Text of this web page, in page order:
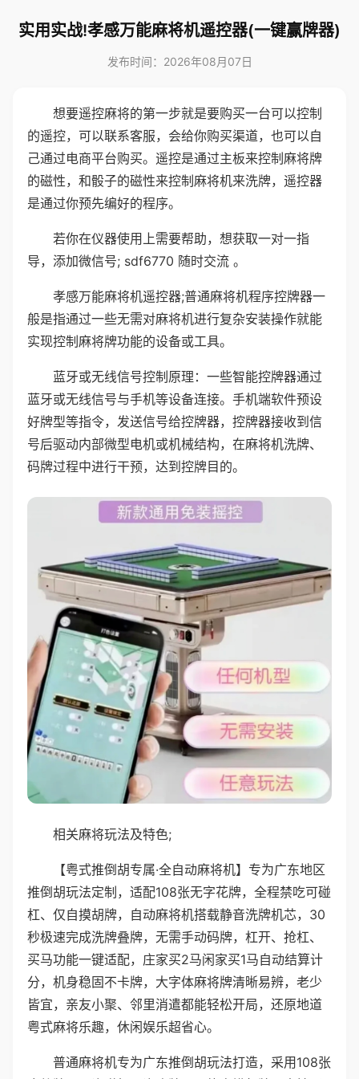
实用实战!孝感万能麻将机遥控器(一键赢牌器)
发布时间：2026年08月07日
想要遥控麻将的第一步就是要购买一台可以控制
的遥控，可以联系客服，会给你购买渠道，也可以自
己通过电商平台购买。遥控是通过主板来控制麻将牌
的磁性，和骰子的磁性来控制麻将机来洗牌，遥控器
是通过你预先编好的程序。
若你在仪器使用上需要帮助，想获取一对一指
导，添加微信号; sdf6770 随时交流 。
孝感万能麻将机遥控器;普通麻将机程序控牌器一
般是指通过一些无需对麻将机进行复杂安装操作就能
实现控制麻将牌功能的设备或工具。
蓝牙或无线信号控制原理：一些智能控牌器通过
蓝牙或无线信号与手机等设备连接。手机端软件预设
好牌型等指令，发送信号给控牌器，控牌器接收到信
号后驱动内部微型电机或机械结构，在麻将机洗牌、
码牌过程中进行干预，达到控牌目的。
相关麻将玩法及特色;
【粤式推倒胡专属·全自动麻将机】专为广东地区
推倒胡玩法定制，适配108张无字花牌，全程禁吃可碰
杠、仅自摸胡牌，自动麻将机搭载静音洗牌机芯，30
秒极速完成洗牌叠牌，无需手动码牌，杠开、抢杠、
买马功能一键适配，庄家买2马闲家买1马自动结算计
分，机身稳固不卡牌，大字体麻将牌清晰易辨，老少
皆宜，亲友小聚、邻里消遣都能轻松开局，还原地道
粤式麻将乐趣，休闲娱乐超省心。
普通麻将机专为广东推倒胡玩法打造，采用108张